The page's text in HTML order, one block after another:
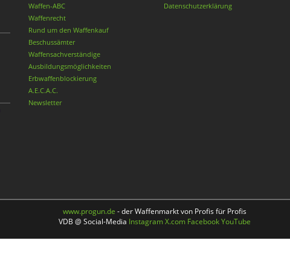
Waffen-ABC
Waffenrecht
Rund um den Waffenkauf
Beschussämter
Waffensachverständige
Ausbildungsmöglichkeiten
Erbwaffenblockierung
A.E.C.A.C.
Newsletter
Datenschutzerklärung
www.progun.de - der Waffenmarkt von Profis für Profis
VDB @ Social-Media InstagramX.com FacebookYouTube